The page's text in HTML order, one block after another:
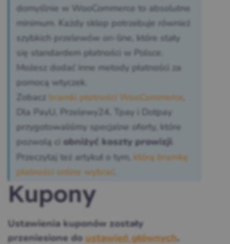
domyślnie w WooCommerce to absolutne
minimum. Każdy sklep potrzebuje również
szybkich przelewów on-line, które stały
się standardem płatności w Polsce.
Możesz dodać inne metody płatności za
pomocą wtyczek.
Zobacz bramki płatności WooCommerce
Dla PayU, Przelewy24, Tpay i Dotpay
przygotowaliśmy specjalne oferty, które
pozwolą ci
obniżyć koszty prowizji
Przeczytaj też artykuł o tym, którą bramkę
płatności online wybrać
Kupony
Ustawienia kuponów zostały
przeniesione do ustawień głównych.